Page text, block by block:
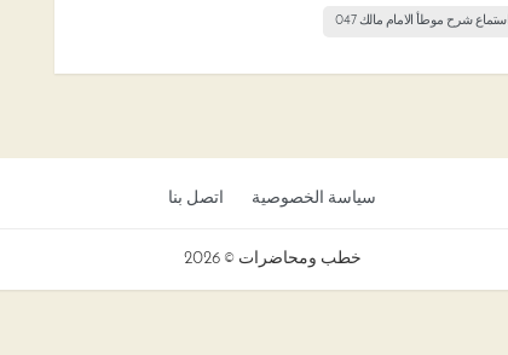
استماع شرح موطأ الامام مالك 047
سياسة الخصوصية اتصل بنا
خطب ومحاضرات © 2026